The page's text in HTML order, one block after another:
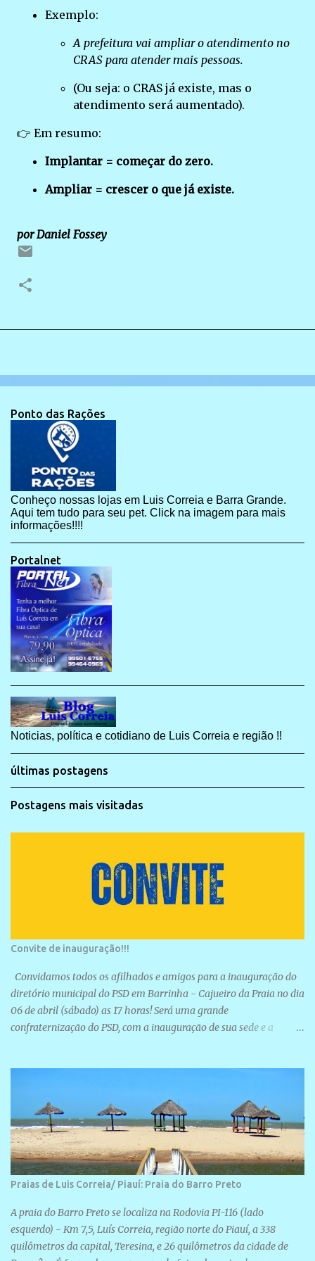
Exemplo:
A prefeitura vai ampliar o atendimento no
CRAS para atender mais pessoas.
(Ou seja: o CRAS já existe, mas o
atendimento será aumentado).
👉 Em resumo:
Implantar = começar do zero.
Ampliar = crescer o que já existe.
por Daniel Fossey
Ponto das Rações
Conheço nossas lojas em Luis Correia e Barra Grande.
Aqui tem tudo para seu pet. Click na imagem para mais
informações!!!!
Portalnet
Noticias, política e cotidiano de Luis Correia e região !!
últimas postagens
Postagens mais visitadas
Convite de inauguração!!!
Convidamos todos os afilhados e amigos para a inauguração do
diretório municipal do PSD em Barrinha - Cajueiro da Praia no dia
06 de abril (sábado) as 17 horas! Será uma grande
confraternização do PSD, com a inauguração de sua sede e a
Praias de Luis Correia/ Piauí: Praia do Barro Preto
A praia do Barro Preto se localiza na Rodovia PI-116 (lado
esquerdo) - Km 7,5, Luís Correia, região norte do Piauí, a 338
quilômetros da capital, Teresina, e 26 quilômetros da cidade de